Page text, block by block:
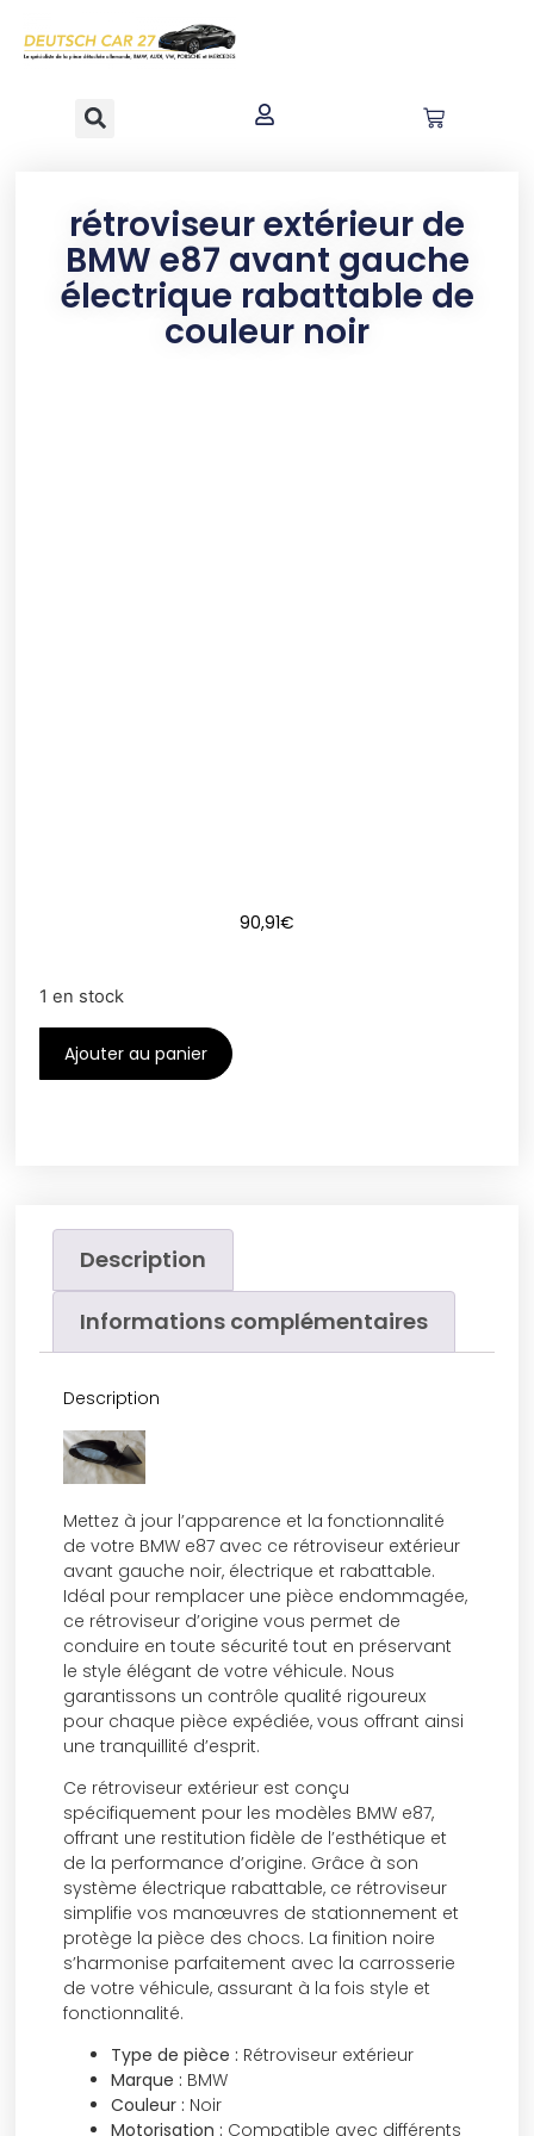
principal
rétroviseur extérieur de
BMW e87 avant gauche
électrique rabattable de
couleur noir
90,91€
1 en stock
Ajouter au panier
Description
Informations complémentaires
Description
Mettez à jour l’apparence et la fonctionnalité
de votre BMW e87 avec ce rétroviseur extérieur
avant gauche noir, électrique et rabattable.
Idéal pour remplacer une pièce endommagée,
ce rétroviseur d’origine vous permet de
conduire en toute sécurité tout en préservant
le style élégant de votre véhicule. Nous
garantissons un contrôle qualité rigoureux
pour chaque pièce expédiée, vous offrant ainsi
une tranquillité d’esprit.
Ce rétroviseur extérieur est conçu
spécifiquement pour les modèles BMW e87,
offrant une restitution fidèle de l’esthétique et
de la performance d’origine. Grâce à son
système électrique rabattable, ce rétroviseur
simplifie vos manœuvres de stationnement et
protège la pièce des chocs. La finition noire
s’harmonise parfaitement avec la carrosserie
de votre véhicule, assurant à la fois style et
fonctionnalité.
Type de pièce : Rétroviseur extérieur
Marque : BMW
Couleur : Noir
Motorisation : Compatible avec différents